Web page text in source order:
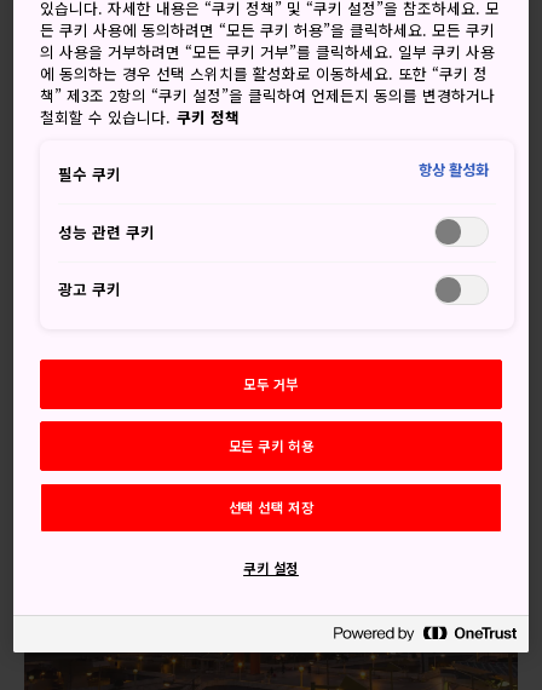
오시는 길
우에노역과 아키하바라역은 지역 탐방을 시작하기에 가장 좋
은 장소입니다. 두 역 모두 JR 야마노테 노선에 있습니다.
하바라
는 도쿄역에서 두 정거장 거리이며 아키하바라역 다
음으로는 오카치마치역과 우에노역이 이어집니다.
우에노
,아키하바라
칸다 묘진
있습니다. 자세한 내용은 “쿠키 정책” 및 “쿠키 설정”을 참조하세요. 모
든 쿠키 사용에 동의하려면 “모든 쿠키 허용”을 클릭하세요. 모든 쿠키
의 사용을 거부하려면 “모든 쿠키 거부”를 클릭하세요. 일부 쿠키 사용
에 동의하는 경우 선택 스위치를 활성화로 이동하세요. 또한 “쿠키 정
책” 제3조 2항의 “쿠키 설정”을 클릭하여 언제든지 동의를 변경하거나
철회할 수 있습니다. 쿠키 정책
필수 쿠키 항상 활성화
성능 관련 쿠키
광고 쿠키
모두 거부
모든 쿠키 허용
선택 선택 저장
쿠키 설정